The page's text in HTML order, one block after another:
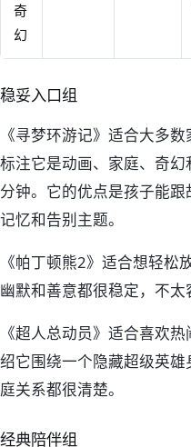
奇
幻
稳妥入口组
《寻梦环游记》适合大多
标注它是动画、家庭、奇
分钟。它的优点是孩子能
记忆和告别主题。
《帕丁顿熊2》适合想轻松
幽默和善意都很稳定，不太
《超人总动员》适合喜欢
绍它围绕一个隐藏超级英
庭关系都很清楚。
经典陪伴组